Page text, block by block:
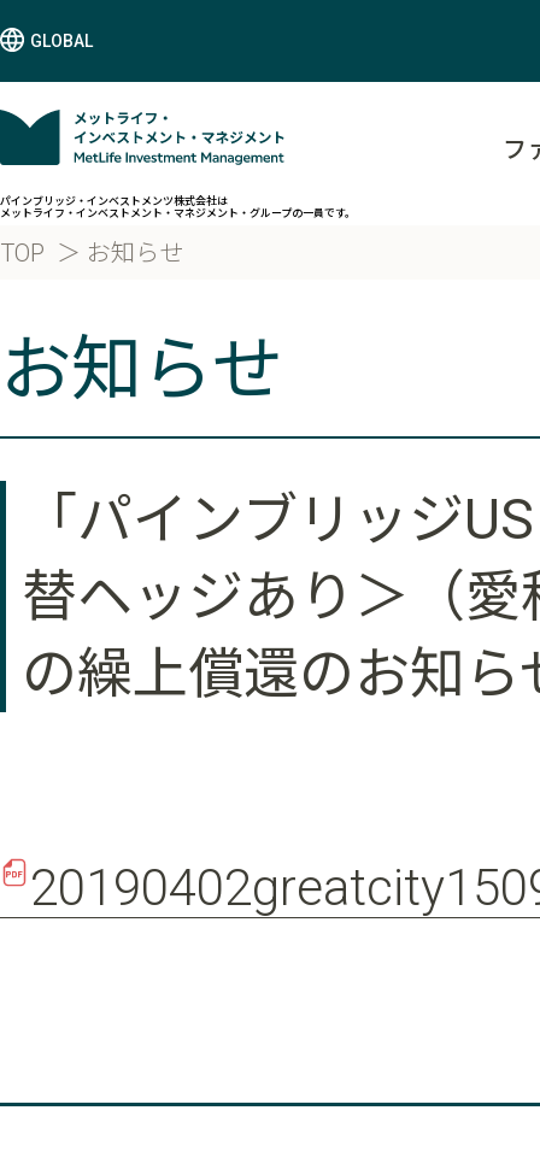
GLOBAL
パインブリッジ・インベストメンツ株式会社は
メットライフ・インベストメント・マネジメント・グループの一員です。
フ
TOP お知らせ
お知らせ
「パインブリッジ
替ヘッジあり＞（
の繰上償還のお知ら